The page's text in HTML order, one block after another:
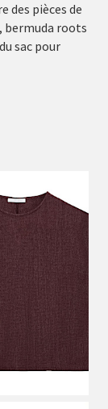
des pièces de
bermuda roots
sac pour